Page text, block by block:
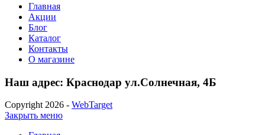
Главная
Акции
Блог
Каталог
Контакты
О магазине
Наш адрес: Краснодар ул.Солнечная, 4Б
Copyright 2026 - WebTarget
Закрыть меню